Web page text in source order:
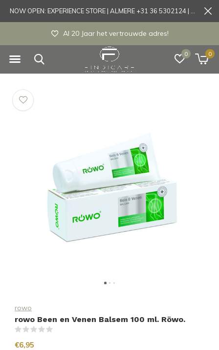
0 0
Al 20 Jaar het vertrouwde adres!
rowo
rowo Been en Venen Balsem 100 ml. Röwo.
€6,95